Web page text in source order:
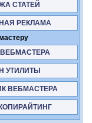
СТАТЕЙ
РЕКЛАМА
УТИЛИТЫ
ВЕБМАСТЕРА